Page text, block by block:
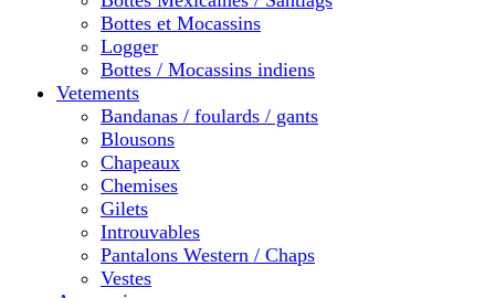
Bottes et Mocassins
Logger
Bottes / Mocassins indiens
Vetements
Bandanas / foulards / gants
Blousons
Chapeaux
Chemises
Gilets
Introuvables
Pantalons Western / Chaps
Vestes